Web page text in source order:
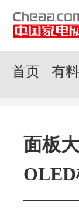
首页 有料
面板